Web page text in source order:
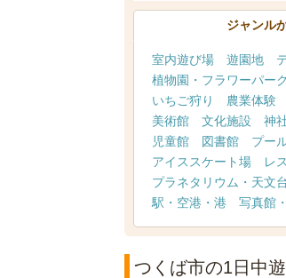
ジャンル
室内遊び場 遊園地
植物園・フラワーパーク
いちご狩り
農業体験
美術館
文化施設 神
児童館
図書館 プー
アイススケート場
レ
プラネタリウム・天文
駅・空港・港
写真館
つくば市の1日中